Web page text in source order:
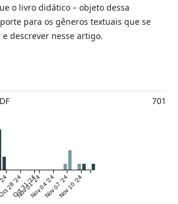
o livro didático – objeto dessa
para os gêneros textuais que se
descrever nesse artigo.
701
28 '24
Oct 31 '24
Nov 01 '24Nov 04 '24Nov 07 '24Nov 10 '24